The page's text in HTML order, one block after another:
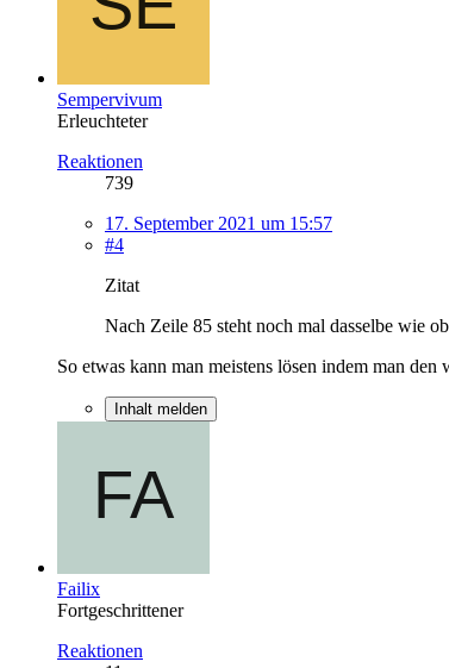
Sempervivum
Erleuchteter
Reaktionen
739
17. September 2021 um 15:57
#4
Zitat
Nach Zeile 85 steht noch mal dasselbe wie
So etwas kann man meistens lösen indem man
Inhalt melden
Failix
Fortgeschrittener
Reaktionen